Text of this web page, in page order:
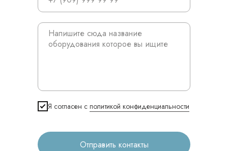
Я согласен с политикой конфиденциальности
Отправить контакты
Лицензирование
Изготовление хирургических шаблонов
Политика конфиденциальности